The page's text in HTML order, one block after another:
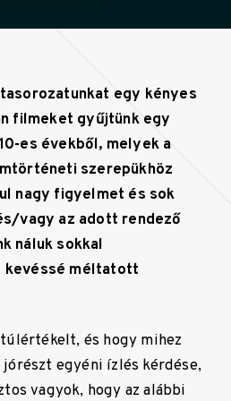
egy kényes
filmeket gyűjtünk egy
es évekből, melyek a
szerepükhöz
nagy figyelmet és sok
vagy az adott rendező
náluk sokkal
kevéssé méltatott
és hogy mihez
jórészt egyéni ízlés kérdése,
vagyok, hogy az alábbi